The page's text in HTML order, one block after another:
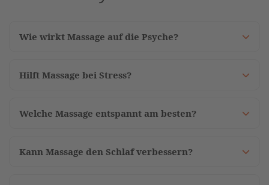
Wie wirkt Massage auf die Psyche?
Hilft Massage bei Stress?
Welche Massage entspannt am besten?
Kann Massage den Schlaf verbessern?